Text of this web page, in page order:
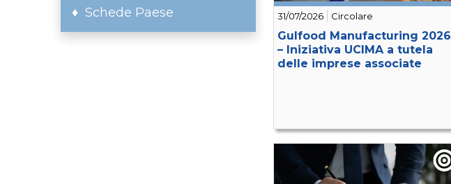
Schede Paese
31/07/2026 Circolare
Gulfood Manufacturing 2026
– Iniziativa UCIMA a tutela
delle imprese associate